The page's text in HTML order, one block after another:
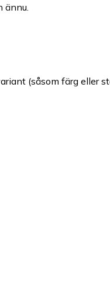
ännu.
(såsom färg eller